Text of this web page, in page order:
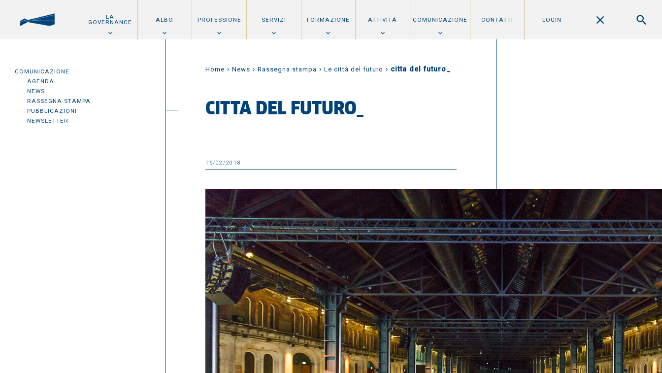
LA
GOVERNANCE ALBO PROFESSIONE SERVIZI FORMAZIONE ATTIVITÀ COMUNICAZIONE CONTATTI LOGIN
COMUNICAZIONE
AGENDA
NEWS
RASSEGNA STAMPA
PUBBLICAZIONI
NEWSLETTER
Home › News › Rassegna stampa › Le città del futuro › citta del futuro_
CITTA DEL FUTURO_
16/02/2018